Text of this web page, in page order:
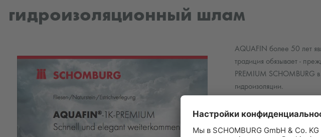
гидроизоляционный шлам
AQUAFIN более 50 лет
традиция обязывает -
PREMIUM SCHOMBURG
гидроизоляции.
AQUAFIN-1K-PREMIUM
комбинированная
новую разработку